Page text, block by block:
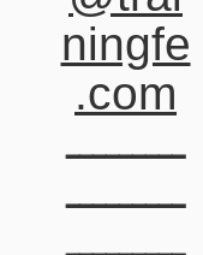
ningfe
.com
ـــــــــ
ـــــــــ
ـــــــــ